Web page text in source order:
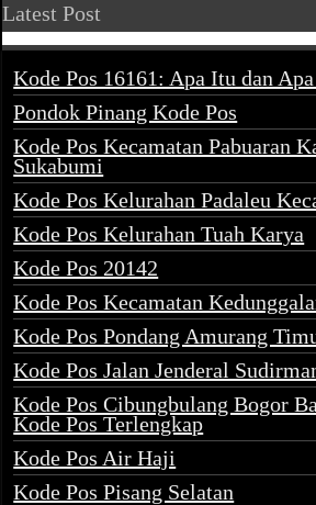
Latest Post
Kode Pos 16161: Apa Itu dan
Pondok Pinang Kode Pos
Kode Pos Kecamatan Pabuaran
Sukabumi
Kode Pos Kelurahan Padaleu
Kode Pos Kelurahan Tuah Karya
Kode Pos 20142
Kode Pos Kecamatan
Kode Pos Pondang Amurang
Kode Pos Jalan Jenderal
Kode Pos Cibungbulang Bogor
Kode Pos Terlengkap
Kode Pos Air Haji
Kode Pos Pisang Selatan